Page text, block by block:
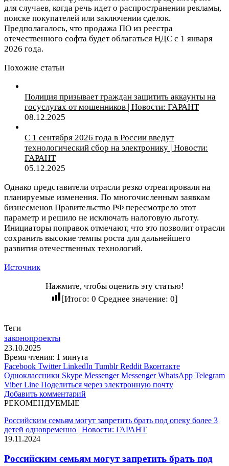
для случаев, когда речь идет о распространении рекламы,
поиске покупателей или заключении сделок.
Предполагалось, что продажа ПО из реестра
отечественного софта будет облагаться НДС с 1 января
2026 года.
Похожие статьи
Полиция призывает граждан защитить аккаунты на
госуслугах от мошенников | Новости: ГАРАНТ
08.12.2025
С 1 сентября 2026 года в России введут
технологический сбор на электронику | Новости:
ГАРАНТ
05.12.2025
Однако представители отрасли резко отреагировали на
планируемые изменения. По многочисленным заявкам
бизнесменов Правительство РФ пересмотрело этот
параметр и решило не исключать налоговую льготу.
Инициаторы поправок отмечают, что это позволит отрасли
сохранить высокие темпы роста для дальнейшего
развития отечественных технологий.
Источник
Нажмите, чтобы оценить эту статью!
[Итого: 0 Среднее значение: 0]
Теги
законопроекты
23.10.2025
Время чтения: 1 минута
Facebook Twitter LinkedIn Tumblr Reddit Вконтакте
Одноклассники Skype Messenger Messenger WhatsApp Telegram
Viber Line Поделиться через электронную почту
Добавить комментарий
РЕКОМЕНДУЕМЫЕ
Российским семьям могут запретить брать под опеку более 3
детей одновременно | Новости: ГАРАНТ
19.11.2024
Российским семьям могут запретить брать под